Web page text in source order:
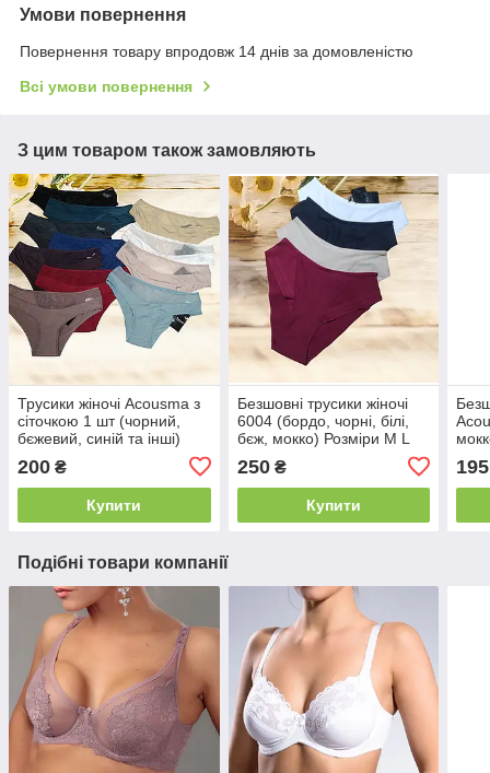
Умови повернення
Повернення товару впродовж 14 днів за домовленістю
Всі умови повернення
З цим товаром також замовляють
Трусики жіночі Acousma з
сіточкою 1 шт (чорний,
бєжевий, синій та інші)
200 ₴
Купити
Безшовні трусики жіночі
6004 (бордо, чорні, білі,
бєж, мокко) Розміри M L
250₴
Купити
195
Подібні товари компанії